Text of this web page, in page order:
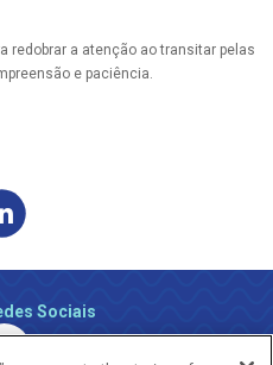
redobrar a atenção ao transitar pelas
e paciência.
Sociais